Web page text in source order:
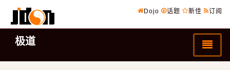
Dojo 话题 新佳 订阅
极道